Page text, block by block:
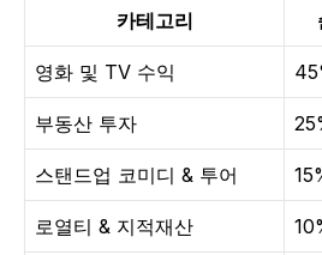
카테고리
영화 및 TV 수익
부동산 투자
스탠드업 코미디 & 투어
로열티 & 지적재산